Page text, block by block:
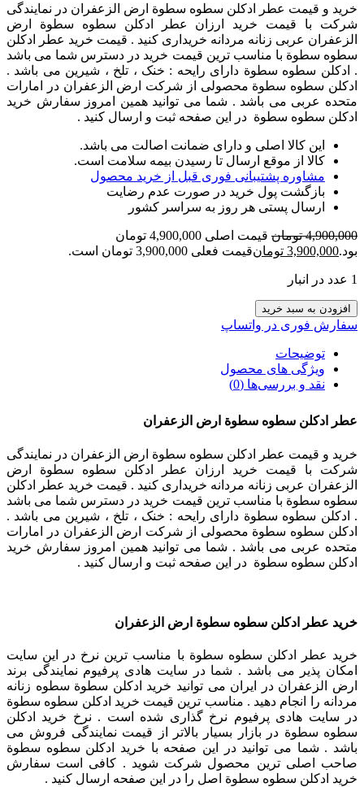
خرید و قیمت عطر ادکلن سطوه سطوة ارض الزعفران در نمایندگی
شرکت با قیمت خرید ارزان عطر ادکلن سطوه سطوة ارض
الزعفران عربی زنانه مردانه خریداری کنید . قیمت خرید عطر ادکلن
سطوه سطوة با مناسب ترین قیمت خرید در دسترس شما می باشد
. ادکلن سطوه سطوة دارای رایحه : خنک ، تلخ ، شیرین می باشد .
ادکلن سطوه سطوة محصولی از شرکت ارض الزعفران در امارات
متحده عربی می باشد . شما می توانید همین امروز سفارش خرید
ادکلن سطوه سطوة در این صفحه ثبت و ارسال کنید .
این کالا اصلی و دارای ضمانت اصالت می باشد.
کالا از موقع ارسال تا رسیدن بیمه سلامت است.
مشاوره پشتیبانی فوری قبل از خرید محصول
بازگشت پول خرید در صورت عدم رضایت
ارسال پستی هر روز به سراسر کشور
4,900,000 تومان
قیمت اصلی 4,900,000 تومان
بود.3,900,000 تومانقیمت فعلی 3,900,000 تومان است.
1 عدد در انبار
افزودن به سبد خرید
سفارش فوری در واتساپ
توضیحات
ویژگی های محصول
نقد و بررسی‌ها (0)
عطر ادکلن سطوه سطوة ارض الزعفران
خرید و قیمت عطر ادکلن سطوه سطوة ارض الزعفران در نمایندگی
شرکت با قیمت خرید ارزان عطر ادکلن سطوه سطوة ارض
الزعفران عربی زنانه مردانه خریداری کنید . قیمت خرید عطر ادکلن
سطوه سطوة با مناسب ترین قیمت خرید در دسترس شما می باشد
. ادکلن سطوه سطوة دارای رایحه : خنک ، تلخ ، شیرین می باشد .
ادکلن سطوه سطوة محصولی از شرکت ارض الزعفران در امارات
متحده عربی می باشد . شما می توانید همین امروز سفارش خرید
ادکلن سطوه سطوة در این صفحه ثبت و ارسال کنید .
خرید عطر ادکلن سطوه سطوة ارض الزعفران
خرید عطر ادکلن سطوه سطوة با مناسب ترین نرخ در این سایت
امکان پذیر می باشد . شما در سایت هادی پرفیوم نمایندگی برند
ارض الزعفران در ایران می توانید خرید ادکلن سطوة سطوه زنانه
مردانه را انجام دهید . مناسب ترین قیمت خرید ادکلن سطوه سطوة
در سایت هادی پرفیوم نرخ گذاری شده است . نرخ خرید ادکلن
سطوه سطوة در بازار بسیار بالاتر از قیمت نمایندگی فروش می
باشد . شما می توانید در این صفحه با خرید ادکلن سطوه سطوة
صاحب اصلی ترین محصول شرکت شوید . کافی است سفارش
خرید ادکلن سطوه سطوة اصل را در این صفحه ارسال کنید .